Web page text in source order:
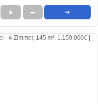
★ ➦ ➜